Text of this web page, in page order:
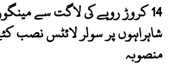
14 کروڑ روپے کی لاگت سے
شاہراہوں پر سولر لائٹس نصب
منصوبہ